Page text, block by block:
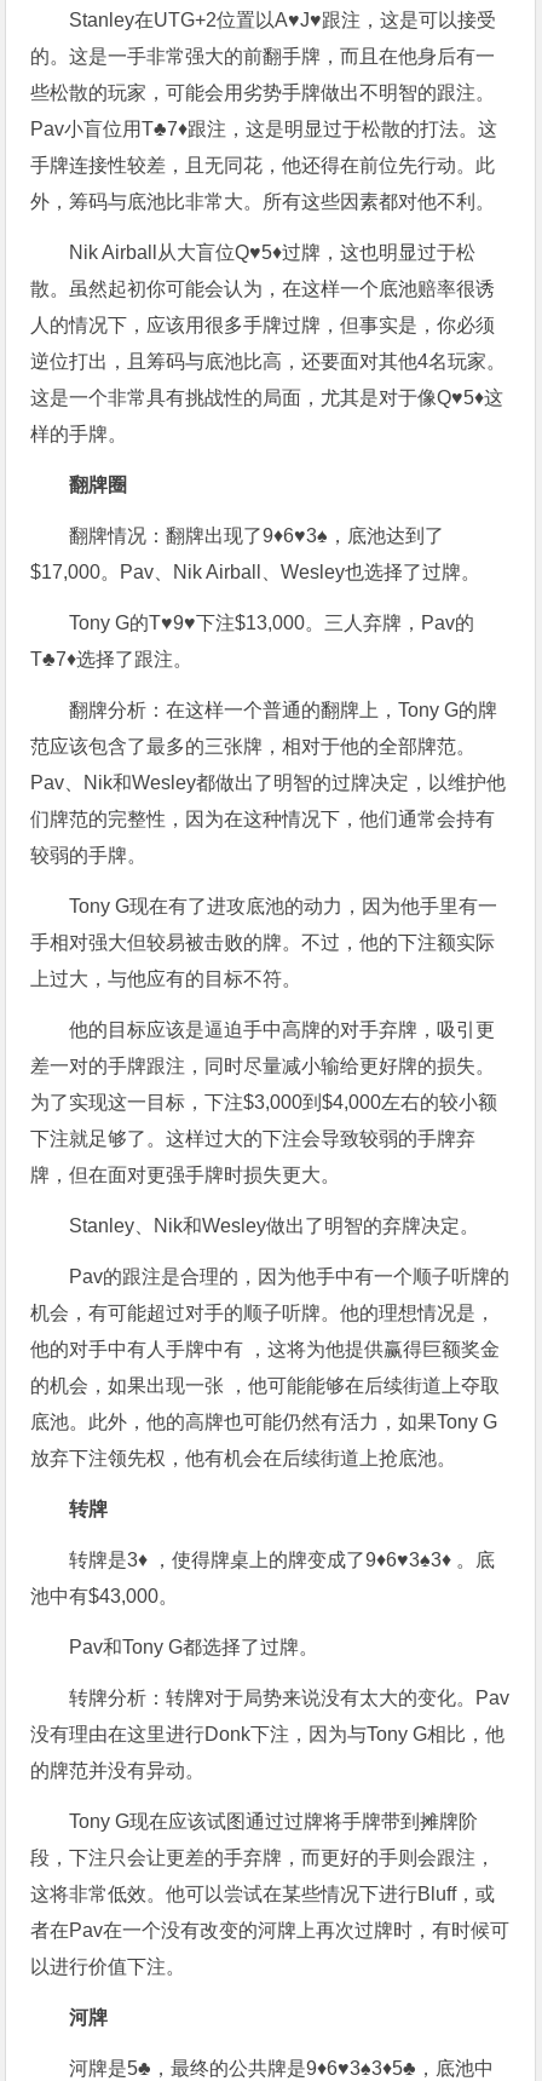
Stanley在UTG+2位置以A♥J♥跟注，这是可以接受
的。这是一手非常强大的前翻手牌，而且在他身后有一
些松散的玩家，可能会用劣势手牌做出不明智的跟注。
Pav小盲位用T♣7♦跟注，这是明显过于松散的打法。这
手牌连接性较差，且无同花，他还得在前位先行动。此
外，筹码与底池比非常大。所有这些因素都对他不利。
Nik Airball从大盲位Q♥5♦过牌，这也明显过于松
散。虽然起初你可能会认为，在这样一个底池赔率很诱
人的情况下，应该用很多手牌过牌，但事实是，你必须
逆位打出，且筹码与底池比高，还要面对其他4名玩家。
这是一个非常具有挑战性的局面，尤其是对于像Q♥5♦这
样的手牌。
翻牌圈
翻牌情况：翻牌出现了9♦6♥3♠，底池达到了
$17,000。Pav、Nik Airball、Wesley也选择了过牌。
Tony G的T♥9♥下注$13,000。三人弃牌，Pav的
T♣7♦选择了跟注。
翻牌分析：在这样一个普通的翻牌上，Tony G的牌
范应该包含了最多的三张牌，相对于他的全部牌范。
Pav、Nik和Wesley都做出了明智的过牌决定，以维护他
们牌范的完整性，因为在这种情况下，他们通常会持有
较弱的手牌。
Tony G现在有了进攻底池的动力，因为他手里有一
手相对强大但较易被击败的牌。不过，他的下注额实际
上过大，与他应有的目标不符。
他的目标应该是逼迫手中高牌的对手弃牌，吸引更
差一对的手牌跟注，同时尽量减小输给更好牌的损失。
为了实现这一目标，下注$3,000到$4,000左右的较小额
下注就足够了。这样过大的下注会导致较弱的手牌弃
牌，但在面对更强手牌时损失更大。
Stanley、Nik和Wesley做出了明智的弃牌决定。
Pav的跟注是合理的，因为他手中有一个顺子听牌的
机会，有可能超过对手的顺子听牌。他的理想情况是，
他的对手中有人手牌中有 ，这将为他提供赢得巨额奖金
的机会，如果出现一张 ，他可能能够在后续街道上夺取
底池。此外，他的高牌也可能仍然有活力，如果Tony G
放弃下注领先权，他有机会在后续街道上抢底池。
转牌
转牌是3♦ ，使得牌桌上的牌变成了9♦6♥3♠3♦ 。底
池中有$43,000。
Pav和Tony G都选择了过牌。
转牌分析：转牌对于局势来说没有太大的变化。Pav
没有理由在这里进行Donk下注，因为与Tony G相比，他
的牌范并没有异动。
Tony G现在应该试图通过过牌将手牌带到摊牌阶
段，下注只会让更差的手弃牌，而更好的手则会跟注，
这将非常低效。他可以尝试在某些情况下进行Bluff，或
者在Pav在一个没有改变的河牌上再次过牌时，有时候可
以进行价值下注。
河牌
河牌是5♣，最终的公共牌是9♦6♥3♠3♦5♣，底池中